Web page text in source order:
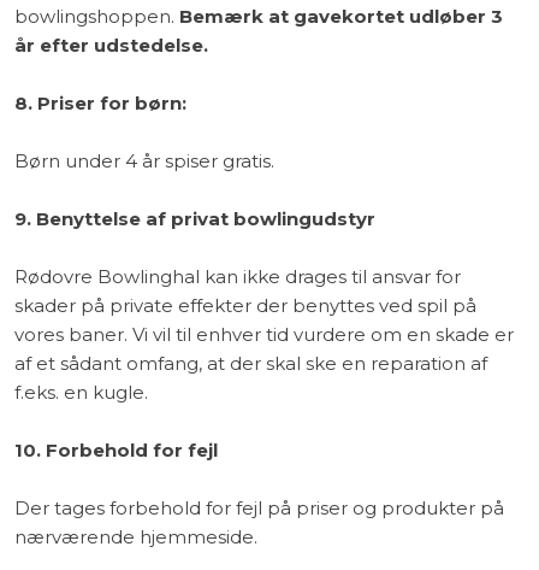
bowlingshoppen. ​ Bemærk at gavekortet udløber 3
år efter udstedelse.
8. Priser for børn:
Børn under 4 år spiser gratis.
​9. Benyttelse af privat bowlingudstyr
Rødovre Bowlinghal kan ikke drages til ansvar for
skader på private effekter der benyttes ved spil på
vores baner. Vi vil til enhver tid vurdere om en skade er
af et sådant omfang, at der skal ske en reparation af
f.eks. en kugle.
10. Forbehold for fejl
​​Der tages forbehold for fejl på priser og produkter på
nærværende hjemmeside.